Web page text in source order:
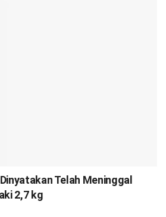
Telah Meninggal
2,7 kg